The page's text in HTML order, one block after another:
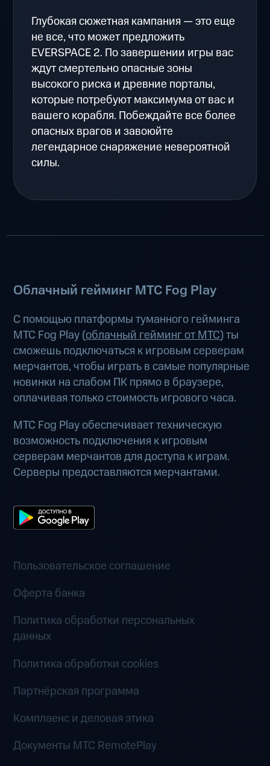
Глубокая сюжетная кампания — это еще
не все, что может предложить
EVERSPACE 2. По завершении игры вас
ждут смертельно опасные зоны
высокого риска и древние порталы,
которые потребуют максимума от вас и
вашего корабля. Побеждайте все более
опасных врагов и завоюйте
легендарное снаряжение невероятной
силы.
Облачный гейминг МТС Fog Play
С помощью платформы туманного гейминга
МТС Fog Play (облачный гейминг от МТС) ты
сможешь подключаться к игровым серверам
мерчантов, чтобы играть в самые популярные
новинки на слабом ПК прямо в браузере,
оплачивая только стоимость игрового часа.
МТС Fog Play обеспечивает техническую
возможность подключения к игровым
серверам мерчантов для доступа к играм.
Серверы предоставляются мерчантами.
Пользовательское соглашение
Оферта банка
Политика обработки персональных
данных
Политика обработки cookies
Партнёрская программа
Комплаенс и деловая этика
Документы MTC RemotePlay